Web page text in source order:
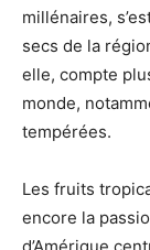
millénaires,
secs de la
elle, compte
monde,
tempérées.
Les fruits
encore la
d’Amérique